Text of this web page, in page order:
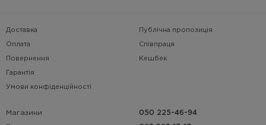
Доставка
Оплата
Повернення
Гарантія
Умови конфіденційності
Публічна пропозиція
Співпраця
Кешбек
Магазини 050 225-46-94